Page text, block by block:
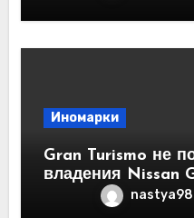
Иномарки
Gran Turismo не
владения Nissan